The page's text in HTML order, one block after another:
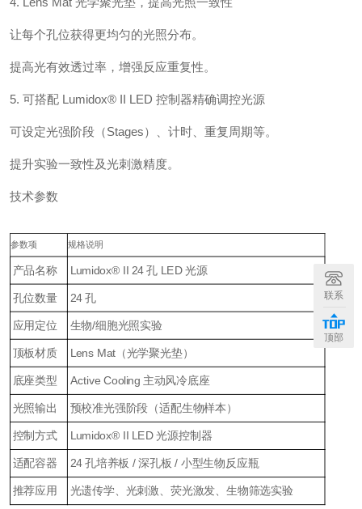
让每个孔位获得更均匀的光照分布。
提高光有效透过率，增强反应重复性。
5. 可搭配 Lumidox® II LED 控制器精确调控光源
可设定光强阶段（Stages）、计时、重复周期等。
提升实验一致性及光刺激精度。
技术参数
参数项 规格说明
产品名称 Lumidox® II 24 孔 LED 光源
孔位数量 24 孔
应用定位 生物/细胞光照实验
顶板材质 Lens Mat（光学聚光垫）
底座类型 Active Cooling 主动风冷底座
光照输出 预校准光强阶段（适配生物样本）
控制方式 Lumidox® II LED 光源控制器
适配容器 24 孔培养板 / 深孔板 / 小型生物反应瓶
推荐应用 光遗传学、光刺激、荧光激发、生物筛选实验
联系
顶部